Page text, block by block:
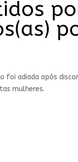
adiada após
mulheres.